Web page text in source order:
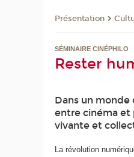
Présentation
SÉMINAIRE CINÉPHILO
Rester
Dans un monde
entre cinéma et
vivante et
La révolution